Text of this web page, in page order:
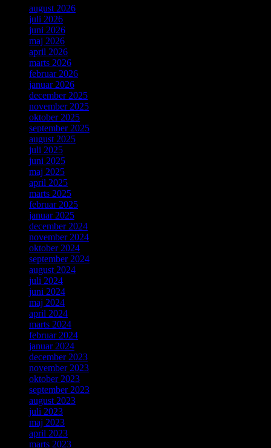
august 2026
juli 2026
juni 2026
maj 2026
april 2026
marts 2026
februar 2026
januar 2026
december 2025
november 2025
oktober 2025
september 2025
august 2025
juli 2025
juni 2025
maj 2025
april 2025
marts 2025
februar 2025
januar 2025
december 2024
november 2024
oktober 2024
september 2024
august 2024
juli 2024
juni 2024
maj 2024
april 2024
marts 2024
februar 2024
januar 2024
december 2023
november 2023
oktober 2023
september 2023
august 2023
juli 2023
maj 2023
april 2023
marts 2023